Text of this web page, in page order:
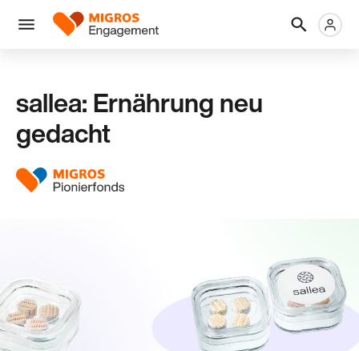
Navigation
überspringen
Menü
Logo
sallea: Ernährung neu
gedacht